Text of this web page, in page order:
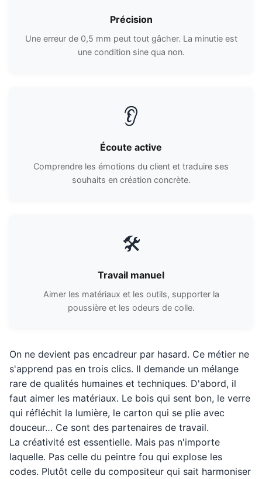
Précision
Une erreur de 0,5 mm peut tout gâcher. La minutie est
une condition sine qua non.
👂
Écoute active
Comprendre les émotions du client et traduire ses
souhaits en création concrète.
🛠️
Travail manuel
Aimer les matériaux et les outils, supporter la
poussière et les odeurs de colle.
On ne devient pas encadreur par hasard. Ce métier ne
s'apprend pas en trois clics. Il demande un mélange
rare de qualités humaines et techniques. D'abord, il
faut aimer les matériaux. Le bois qui sent bon, le verre
qui réfléchit la lumière, le carton qui se plie avec
douceur… Ce sont des partenaires de travail.
La créativité est essentielle. Mais pas n'importe
laquelle. Pas celle du peintre fou qui explose les
codes. Plutôt celle du compositeur qui sait harmoniser